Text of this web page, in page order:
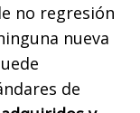
no regresión
nueva
de